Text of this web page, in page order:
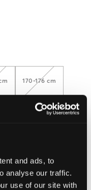
and ads, to
analyse our traffic.
use of our site with
170-176 cm
Te groot